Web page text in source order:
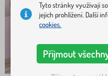
Tyto stránky využívají
jejich prohlížení. Další
cookies.
Přijmout